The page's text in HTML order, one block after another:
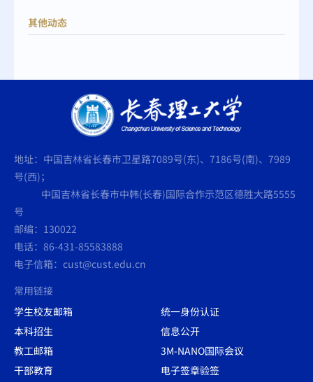
其他动态
地址：中国吉林省长春市卫星路7089号(东)、7186号(南)、7989
号(西)；
中国吉林省长春市中韩(长春)国际合作示范区德胜大路5555
号
邮编：130022
电话：86-431-85583888
电子信箱：cust@cust.edu.cn
常用链接
学生校友邮箱
统一身份认证
本科招生
信息公开
教工邮箱
3M-NANO国际会议
干部教育
电子签章验签